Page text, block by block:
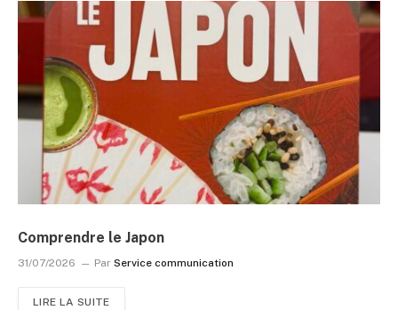
Comprendre le Japon
31/07/2026 Par Service communication
LIRE LA SUITE